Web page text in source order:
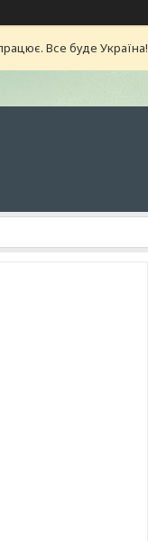
Все буде Україна!